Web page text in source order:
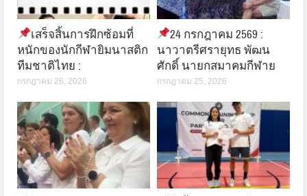
เสร็จสิ้นการฝึกซ้อมที่
หนักของนักกีฬายิมนาสติก
ทีมชาติไทย :
กรกฎาคม 26, 2026
24 กรกฎาคม 2569 :
นาวาตรีศรายุทธ พัฒน
ศักดิ์ นายกสมาคมกีฬาย
กรกฎาคม 25, 2026